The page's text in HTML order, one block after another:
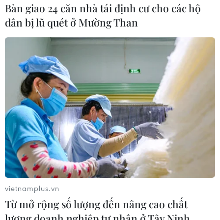
#Sebastian Vettel #Công thức 1 #F1
#Red Bull
Bàn giao 24 căn nhà tái định cư cho các hộ
dân bị lũ quét ở Mường Than
vietnamplus.vn
Từ mở rộng số lượng đến nâng cao chất